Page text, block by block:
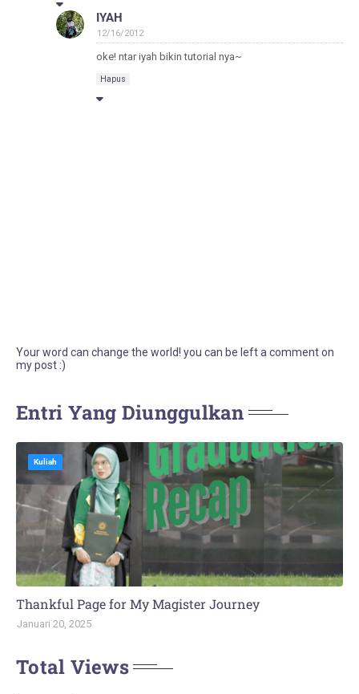
IYAH
12/16/2012
oke! ntar iyah bikin tutorial nya~
Hapus
Your word can change the world! you can be left a comment on
my post :)
Entri Yang Diunggulkan
Kuliah
Thankful Page for My Magister Journey
Januari 20, 2025
Total Views